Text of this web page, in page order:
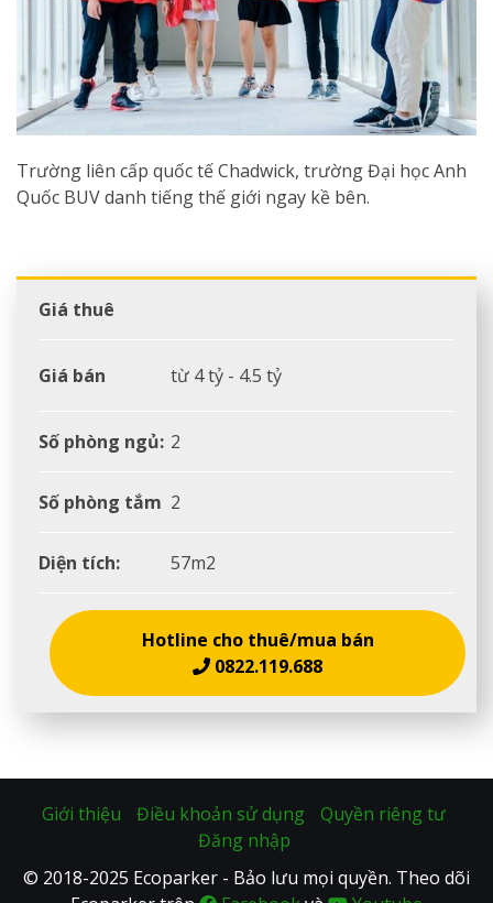
Trường liên cấp quốc tế Chadwick, trường Đại học Anh
Quốc BUV danh tiếng thế giới ngay kề bên.
Giá thuê
Giá bán từ 4 tỷ - 4.5 tỷ
Số phòng ngủ: 2
Số phòng tắm 2
Diện tích: 57m2
Hotline cho thuê/mua bán
0822.119.688
Giới thiệu Điều khoản sử dụng
Quyền riêng tư
Đăng nhập
© 2018-2025 Ecoparker - Bảo lưu mọi quyền. Theo dõi